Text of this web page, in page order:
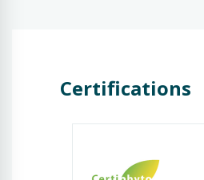
Certifications